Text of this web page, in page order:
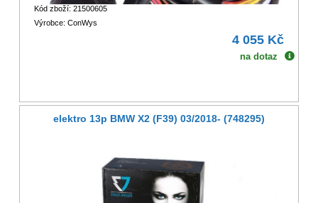
Kód zboží: 21500605
Výrobce: ConWys
4 055 Kč
na dotaz
elektro 13p BMW X2 (F39) 03/2018- (748295)